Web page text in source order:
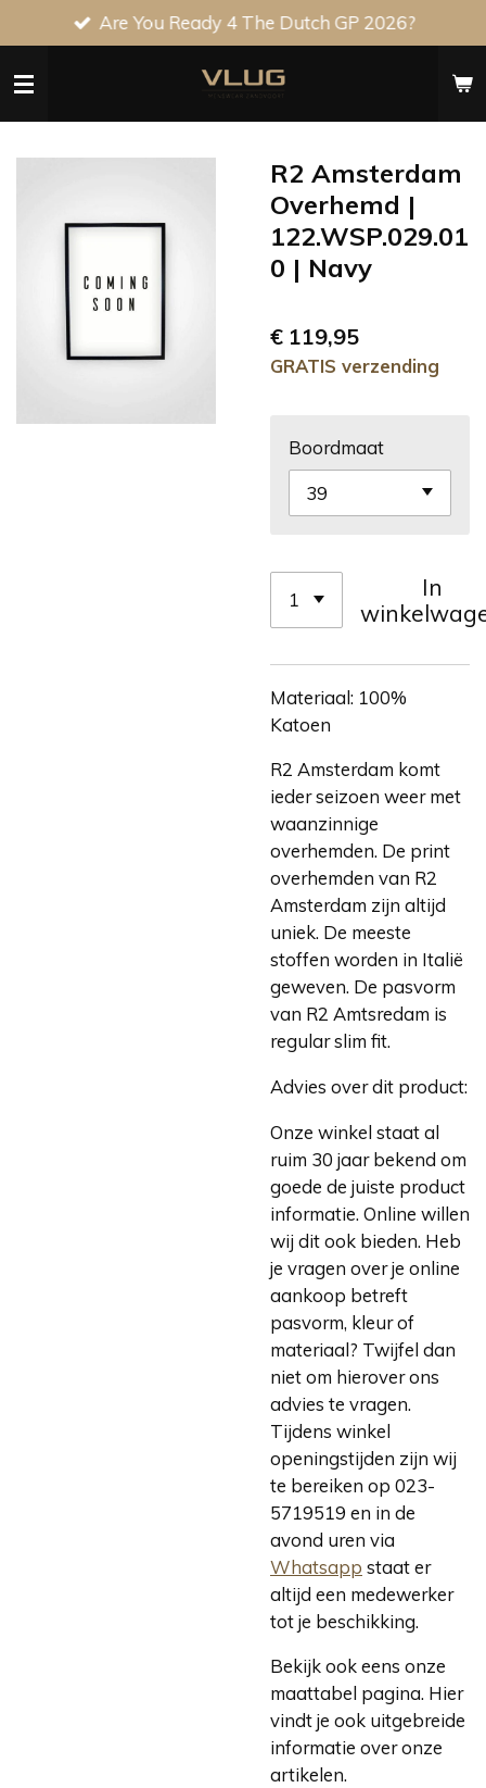
direct
naar
Are You Ready 4 The Dutch GP 2026?
R2 Amsterdam
Overhemd |
122.WSP.029.01
0 | Navy
€ 119,95
GRATIS verzending
Boordmaat
In
Materiaal: 100%
Katoen
R2 Amsterdam komt
ieder seizoen weer met
waanzinnige
overhemden. De print
overhemden van R2
Amsterdam zijn altijd
uniek. De meeste
stoffen worden in Italië
geweven. De pasvorm
van R2 Amtsredam is
regular slim fit.
Advies over dit product:
Onze winkel staat al
ruim 30 jaar bekend om
goede de juiste product
informatie. Online willen
wij dit ook bieden. Heb
je vragen over je online
aankoop betreft
pasvorm, kleur of
materiaal? Twijfel dan
niet om hierover ons
advies te vragen.
Tijdens winkel
openingstijden zijn wij
te bereiken op 023-
5719519 en in de
avond uren via
Whatsapp staat er
altijd een medewerker
tot je beschikking.
Bekijk ook eens onze
maattabel pagina. Hier
vindt je ook uitgebreide
informatie over onze
artikelen.